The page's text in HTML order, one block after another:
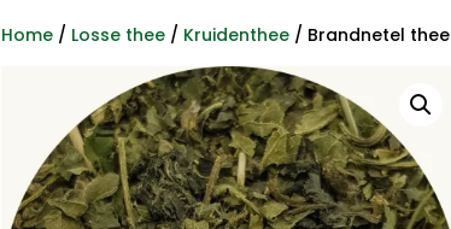
Home/ Losse thee/ Kruidenthee/ Brandnetel thee